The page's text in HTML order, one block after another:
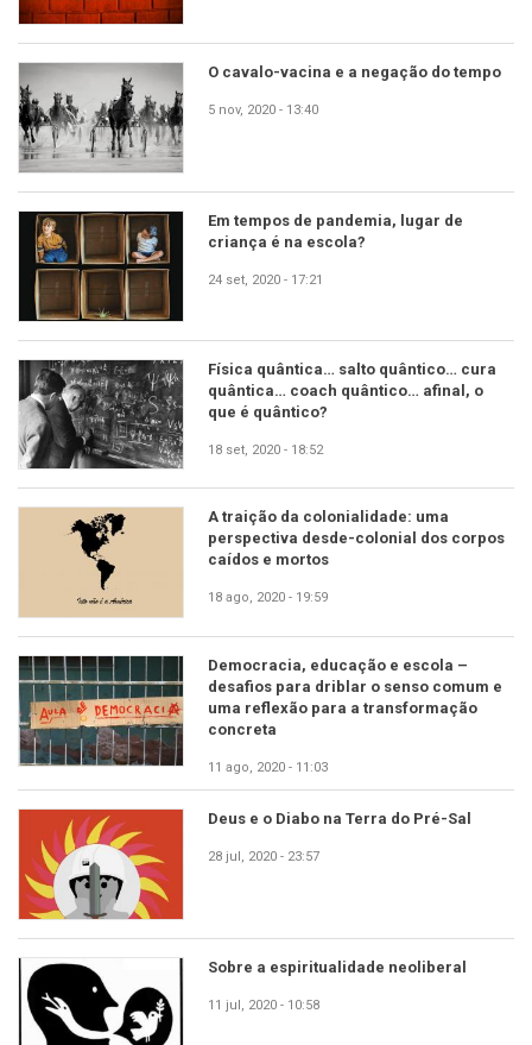
O cavalo-vacina e a negação do tempo
5 nov, 2020 - 13:40
Em tempos de pandemia, lugar de
criança é na escola?
24 set, 2020 - 17:21
Física quântica… salto quântico… cura
quântica… coach quântico… afinal, o
que é quântico?
18 set, 2020 - 18:52
A traição da colonialidade: uma
perspectiva desde-colonial dos corpos
caídos e mortos
18 ago, 2020 - 19:59
Democracia, educação e escola –
desafios para driblar o senso comum e
uma reflexão para a transformação
concreta
11 ago, 2020 - 11:03
Deus e o Diabo na Terra do Pré-Sal
28 jul, 2020 - 23:57
Sobre a espiritualidade neoliberal
11 jul, 2020 - 10:58